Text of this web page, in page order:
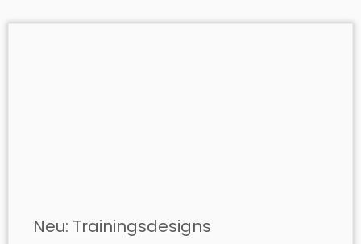
Neu: Trainingsdesigns